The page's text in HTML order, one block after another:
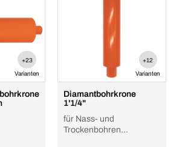
+23
Varianten
+12
Varianten
Diamantbohrkrone
1'1/4"
für Nass- und
Trockenbohren